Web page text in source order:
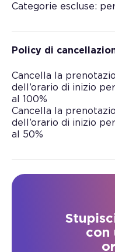
Categorie escluse:
Policy di
Cancella la
dell’orario di inizio
al 100%
Cancella la
dell’orario di inizio
al 50%
con